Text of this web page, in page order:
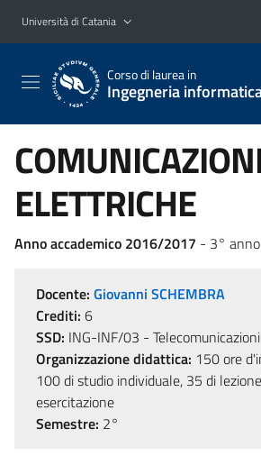
Vai al contenuto principale
Vai al menu di navigazione
Università di Catania
Corso di laurea in
Ingegneria
ELETTRICHE
Anno accademico 2016/2017 - 3° anno
Docente: Giovanni SCHEMBRA
Crediti: 6
SSD: ING-INF/03 - Telecomunicazioni
Organizzazione didattica: 150 ore
100 di studio individuale, 35 di
esercitazione
Semestre: 2°